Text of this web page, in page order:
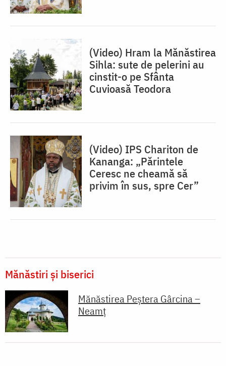
(Video) Hram la Mănăstirea
Sihla: sute de pelerini au
cinstit-o pe Sfânta
Cuvioasă Teodora
(Video) IPS Chariton de
Kananga: „Părintele
Ceresc ne cheamă să
privim în sus, spre Cer”
Mănăstiri și biserici
Mănăstirea Peștera Gârcina –
Neamț